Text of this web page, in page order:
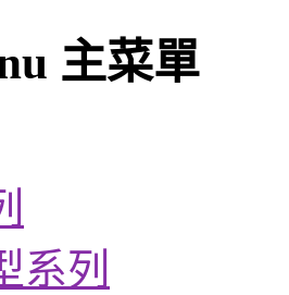
主菜單
系列